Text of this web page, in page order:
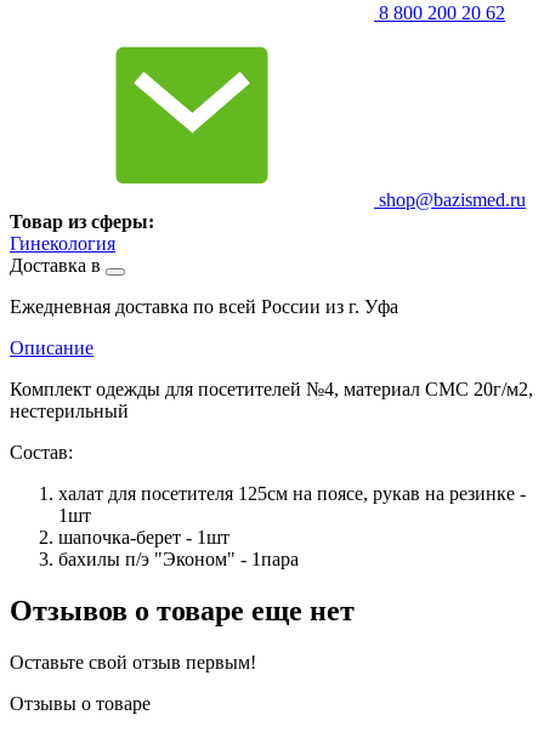
8 800 200 20 62
shop@bazismed.ru
Товар из сферы:
Гинекология
Доставка в
Ежедневная доставка по всей России из г. Уфа
Описание
Комплект одежды для посетителей №4, материал СМС 20г/м2,
нестерильный
Состав:
халат для посетителя 125см на поясе, рукав на резинке -
1шт
шапочка-берет - 1шт
бахилы п/э "Эконом" - 1пара
Отзывов о товаре еще нет
Оставьте свой отзыв первым!
Отзывы о товаре